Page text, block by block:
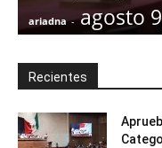
ariadna - agosto
Recientes